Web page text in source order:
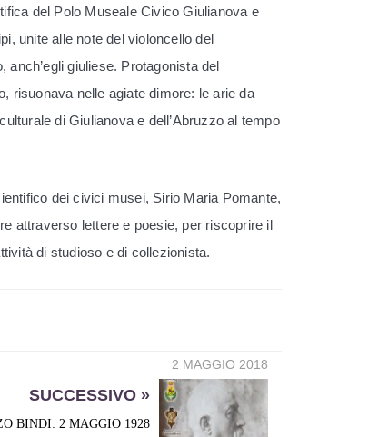
del Polo Museale Civico Giulianova e
unite alle note del violoncello del
giuliese. Protagonista del
risuonava nelle agiate dimore: le arie da
di Giulianova e dell’Abruzzo al tempo
dei civici musei, Sirio Maria Pomante,
attraverso lettere e poesie, per riscoprire il
di studioso e di collezionista.
2 MAGGIO 2018
SUCCESSIVO »
BINDI: 2 MAGGIO 1928